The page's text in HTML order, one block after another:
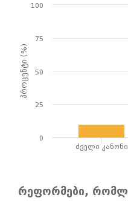
პროცენტი (%)
ძველი კანონი
0
25
50
75
100
რეფორმები,